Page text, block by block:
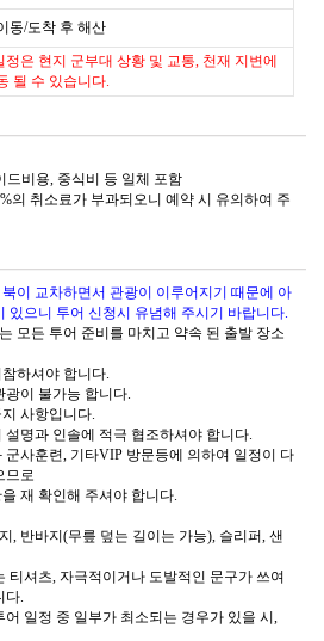
동/도착 후 해산
정은 현지 군부대 상황 및 교통, 천재 지변에
될 수 있습니다.
비용, 중식비 등 일체 포함
의 취소료가 부과되오니 예약 시 유의하여 주
이 교차하면서 관광이 이루어지기 때문에 아
있으니 투어 신청시 유념해 주시기 바랍니다.
모든 투어 준비를 마치고 약속 된 출발 장소
하셔야 합니다.
광이 불가능 합니다.
사항입니다.
명과 인솔에 적극 협조하셔야 합니다.
군사훈련, 기타VIP 방문등에 의하여 일정이 다
므로
재 확인해 주셔야 합니다.
, 반바지(무릎 덮는 길이는 가능), 슬리퍼, 샌
티셔츠, 자극적이거나 도발적인 문구가 쓰여
다.
일정 중 일부가 최소되는 경우가 있을 시,